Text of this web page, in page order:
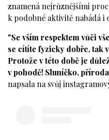
znamená nejrůznějšími
k podobné aktivitě nabádá i
"Se vším respektem vůči
se cítíte fyzicky dobře, tak
Protože v této době je
v pohodě! Sluníčko,
napsala na svůj